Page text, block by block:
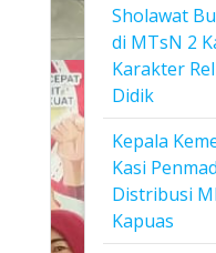
Sholawat
di MTsN 2
Karakter
Didik
Kepala
Kasi
Distribusi
Kapuas